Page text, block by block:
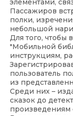
элементами,
Пассажиров
полки,
небольшой
Для того, чтобы
"Мобильной
инструкциям,
пользователь
из
Среди них –
сказок до
произведениям